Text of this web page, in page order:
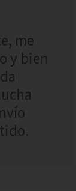
me
y bien